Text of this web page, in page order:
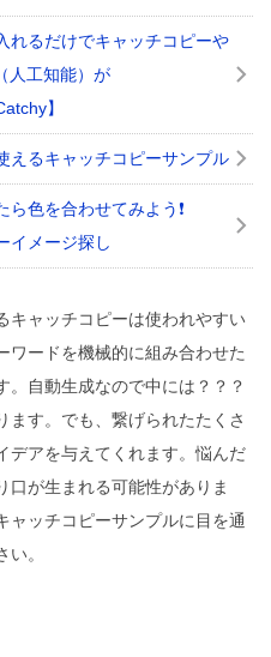
れるだけでキャッチコピーや
人工知能）が
】
えるキャッチコピーサンプル
ら色を合わせてみよう❗
イメージ探し
キャッチコピーは使われやすい
ワードを機械的に組み合わせた
。自動生成なので中には？？？
ます。でも、繋げられたたくさ
デアを与えてくれます。悩んだ
口が生まれる可能性がありま
ャッチコピーサンプルに目を通
い。